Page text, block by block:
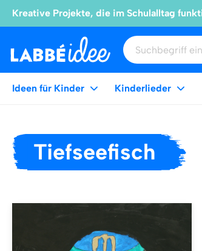
Kreative Projekte, die im Schulalltag
Ideen für Kinder Kinderlieder
Tiefseefisch